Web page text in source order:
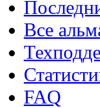
Все
FAQ